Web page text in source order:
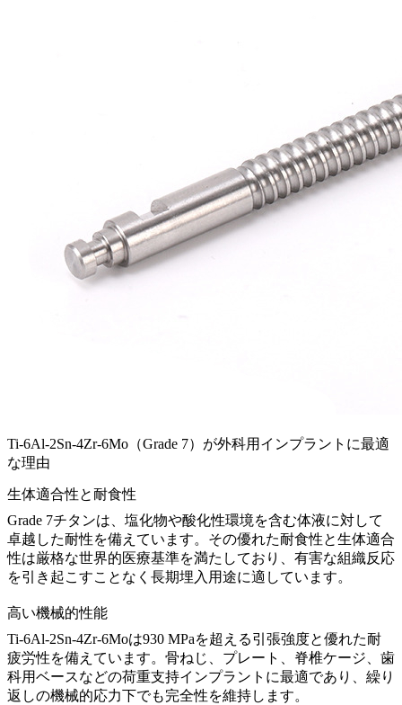
Ti-6Al-2Sn-4Zr-6Mo（Grade 7）が外科用インプラントに最適
な理由
生体適合性と耐食性
Grade 7チタンは、塩化物や酸化性環境を含む体液に対して
卓越した耐性を備えています。その優れた耐食性と生体適合
性は厳格な世界的医療基準を満たしており、有害な組織反応
を引き起こすことなく長期埋入用途に適しています。
高い機械的性能
Ti-6Al-2Sn-4Zr-6Moは930 MPaを超える引張強度と優れた耐
疲労性を備えています。骨ねじ、プレート、脊椎ケージ、歯
科用ベースなどの荷重支持インプラントに最適であり、繰り
返しの機械的応力下でも完全性を維持します。